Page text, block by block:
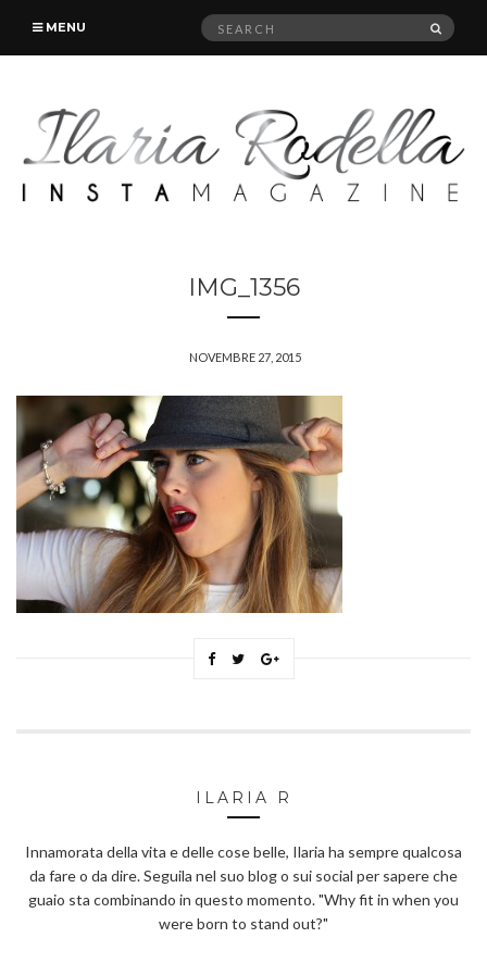
MENU
Search
IMG_1356
NOVEMBRE 27, 2015
ILARIA R
Innamorata della vita e delle cose belle, Ilaria ha sempre qualcosa
da fare o da dire. Seguila nel suo blog o sui social per sapere che
guaio sta combinando in questo momento. "Why fit in when you
were born to stand out?"